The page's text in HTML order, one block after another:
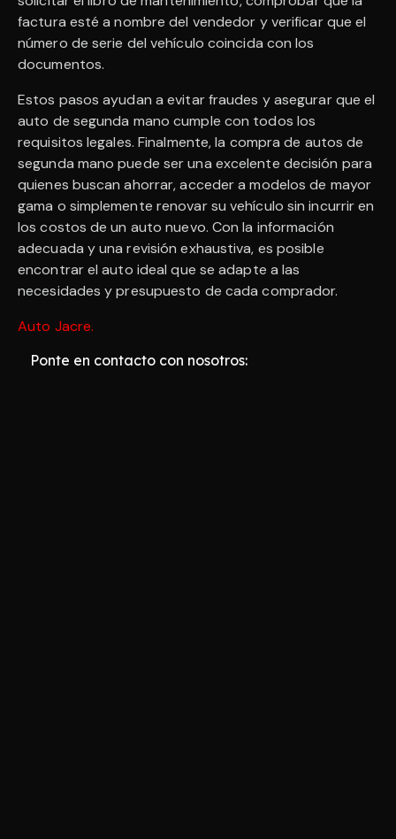
factura esté a nombre del vendedor y verificar que el
número de serie del vehículo coincida con los
documentos.
Estos pasos ayudan a evitar fraudes y asegurar que el
auto de segunda mano cumple con todos los
requisitos legales. Finalmente, la compra de autos de
segunda mano puede ser una excelente decisión para
quienes buscan ahorrar, acceder a modelos de mayor
gama o simplemente renovar su vehículo sin incurrir en
los costos de un auto nuevo. Con la información
adecuada y una revisión exhaustiva, es posible
encontrar el auto ideal que se adapte a las
necesidades y presupuesto de cada comprador.
Auto Jacre.
Ponte en contacto con nosotros: